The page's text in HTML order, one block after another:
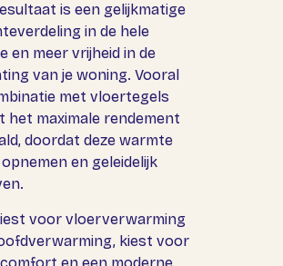
is een gelijkmatige
in de hele
en meer vrijheid in de
van je woning. Vooral
met vloertegels
het maximale rendement
doordat deze warmte
en geleidelijk
voor vloerverwarming
kiest voor